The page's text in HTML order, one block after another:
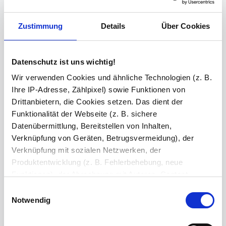
Zustimmung Details Über Cookies
Datenschutz ist uns wichtig!
Wir verwenden Cookies und ähnliche Technologien (z. B.
Ihre IP-Adresse, Zählpixel) sowie Funktionen von
Drittanbietern, die Cookies setzen. Das dient der
Funktionalität der Webseite (z. B. sichere
Datenübermittlung, Bereitstellen von Inhalten,
Verknüpfung von Geräten, Betrugsvermeidung), der
Verknüpfung mit sozialen Netzwerken, der
Produktentwicklung (z. B. Fehlerbehebung, neue
(z. B. Ladezeiten, personalisierte Inhalte,
Bereitstellung und Messen von Anzeigen, personalisierte
Notwendig
Steckdose(n) inkl. Bohrung
Schminkspiegel
Bluetooth Lautsprecher